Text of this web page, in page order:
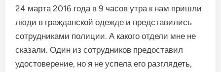
24 марта 2016 года в 9 часов утра к нам пришли
люди в гражданской одежде и представились
сотрудниками полиции. А какого отдели мне не
сказали. Один из сотрудников предоставил
удостоверение, но я не успела его разглядеть,